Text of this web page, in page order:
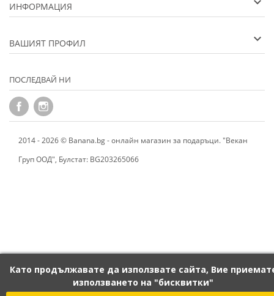
Като продължавате да използвате сайта, Вие
използването на "бисквитки"
ИНФОРМАЦИЯ
ВАШИЯТ ПРОФИЛ
ПОСЛЕДВАЙ НИ
2014 - 2026 © Banana.bg - онлайн магазин за подаръци. "Векан
Груп ООД", Булстат: BG203265066